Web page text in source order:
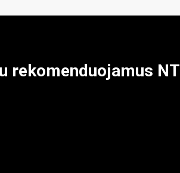
rekomenduojamus NT